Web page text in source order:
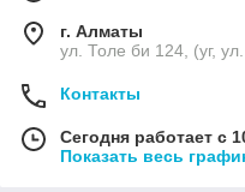
г. Алматы
ул. Толе би 124, (уг,
Контакты
Сегодня работает с
Показать весь